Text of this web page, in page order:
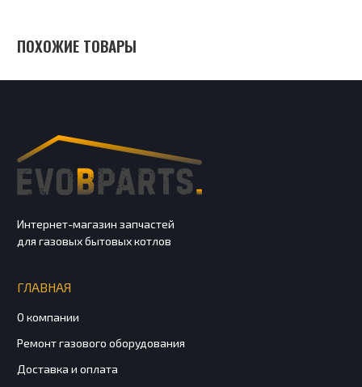
ПОХОЖИЕ ТОВАРЫ
Интернет-магазин запчастей
для газовых бытовых котлов
ГЛАВНАЯ
О компании
Ремонт газового оборудования
Доставка и оплата